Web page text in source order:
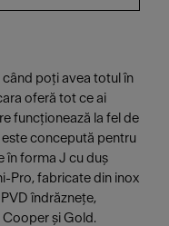
când poți avea totul în
oferă tot ce ai
funcționează la fel de
concepută pentru
în forma J cu duș
Pro, fabricate din inox
îndrăznețe,
și Gold.